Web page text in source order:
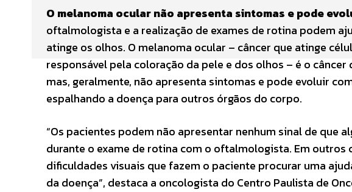
O melanoma ocular não apresenta sintomas e pode
oftalmologista e a realização de exames de rotina podem
atinge os olhos. O melanoma ocular – câncer que atinge
responsável pela coloração da pele e dos olhos – é o
mas, geralmente, não apresenta sintomas e pode evoluir
espalhando a doença para outros órgãos do corpo.
“Os pacientes podem não apresentar nenhum sinal de que
durante o exame de rotina com o oftalmologista. Em outros
dificuldades visuais que fazem o paciente procurar uma
da doença”, destaca a oncologista do Centro Paulista de